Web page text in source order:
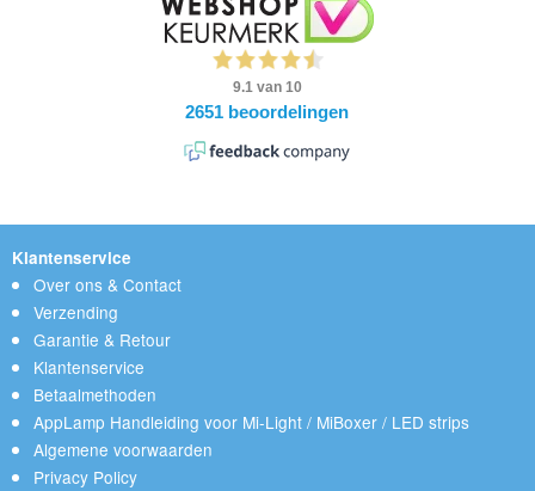
Klantenservice
Over ons & Contact
Verzending
Garantie & Retour
Klantenservice
Betaalmethoden
AppLamp Handleiding voor Mi-Light / MiBoxer / LED strips
Algemene voorwaarden
Privacy Policy